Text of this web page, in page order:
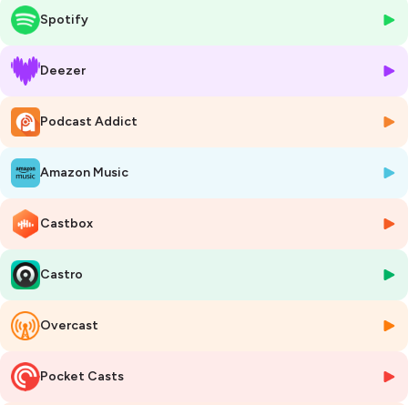
Dans cette 3e saison de
, allez à la rencontre de Jorge,
ont tous fait face à de grandes difficultés, mais les galères ne sont
pas leur unique point commun. Pour nous ils se confient sur leurs
forces, leurs talents et sur les petits bonheurs de tous les jours qui
mettent du baume au cœur.
Depuis 1946,
personnes âgées en situation d’isolement, prioritairement les plus
Ecriture, enregistrement : Fiona Ipert
Réalisation : Lucile Aussel
Musique : Audiotactic
Illustration : Emmanuelle Pioli
Hébergé par Ausha. Visitez
pour plus d'informations.
Spotify
Deezer
Podcast Addict
Amazon Music
Castbox
Castro
Overcast
Pocket Casts